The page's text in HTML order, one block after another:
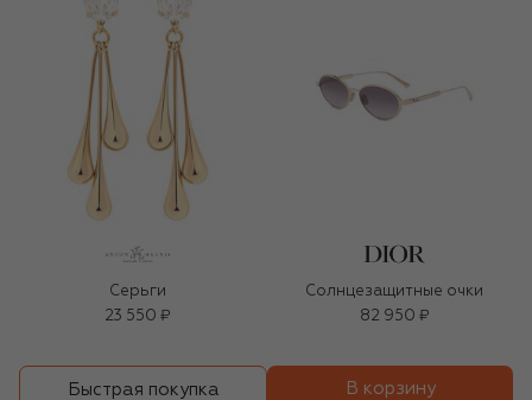
Серьги
23 550 ₽
Солнцезащитные очки
82 950 ₽
Быстрая покупка В корзину